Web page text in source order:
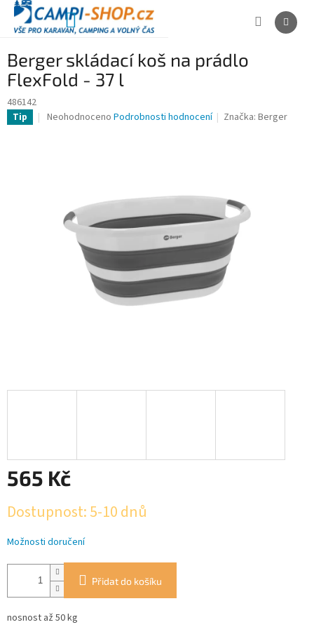
Přejít
obsah
NÁKUPNÍ
Berger skládací koš na prádlo
FlexFold - 37 l
486142
Tip
Průměrné
hvězdiček.
Neohodnoceno Podrobnosti hodnocení Značka:Berger
565 Kč
cena:
Dostupnost: 5-10 dnů
Možnosti doručení
Přidat do košíku
nosnost až 50 kg